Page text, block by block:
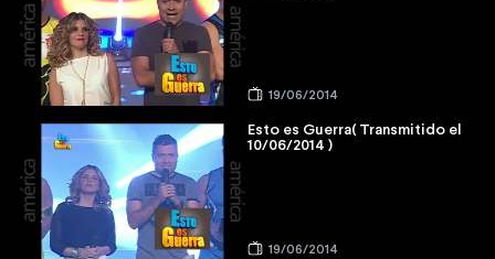
19/06/2014
Esto es Guerra( Transmitido el
10/06/2014 )
19/06/2014